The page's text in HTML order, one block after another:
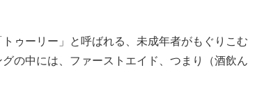
ゥーリー」と呼ばれる、未成年者がもぐりこむ
の中には、ファーストエイド、つまり（酒飲ん